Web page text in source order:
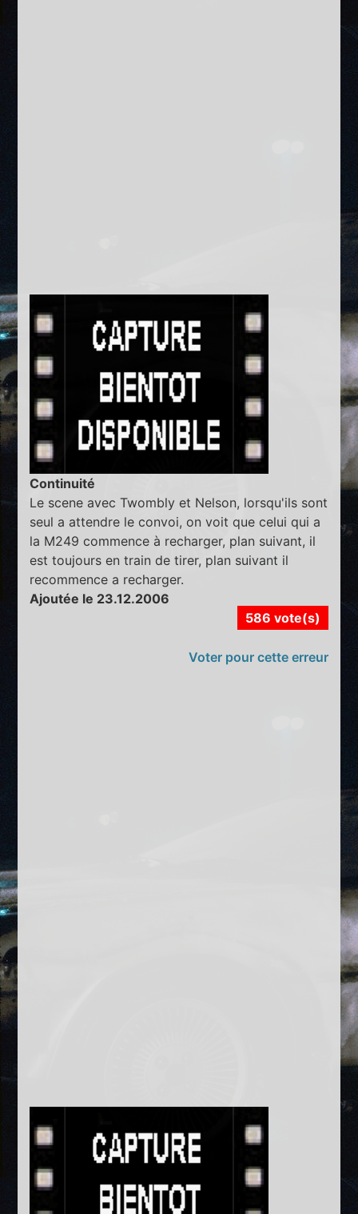
Continuité
Le scene avec Twombly et Nelson, lorsqu'ils sont
seul a attendre le convoi, on voit que celui qui a
la M249 commence à recharger, plan suivant, il
est toujours en train de tirer, plan suivant il
recommence a recharger.
Ajoutée le 23.12.2006
586 vote(s)
Voter pour cette erreur